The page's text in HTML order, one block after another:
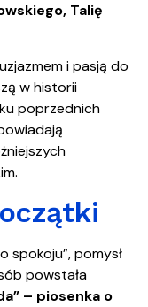
Talię
i pasją do
w historii
poprzednich
spokoju”, pomysł
powstała
– piosenka o